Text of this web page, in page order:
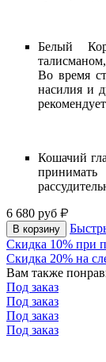
Белый
Во время
насилия и
Кошачий
6 680 руб
В корзину
Скидка 10% при
Скидка 20% на
Вам также
Под заказ
Под заказ
Под заказ
Под заказ